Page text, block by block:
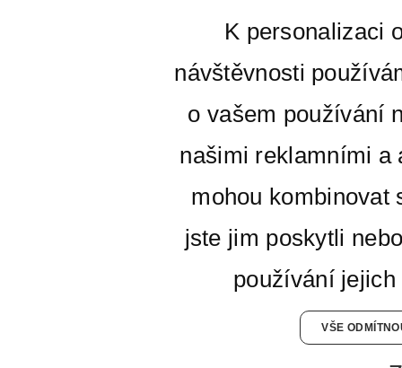
K personalizaci
návštěvnosti
o vašem používání
našimi reklamními a
mohou kombinovat
jste jim poskytli
používání
VŠE